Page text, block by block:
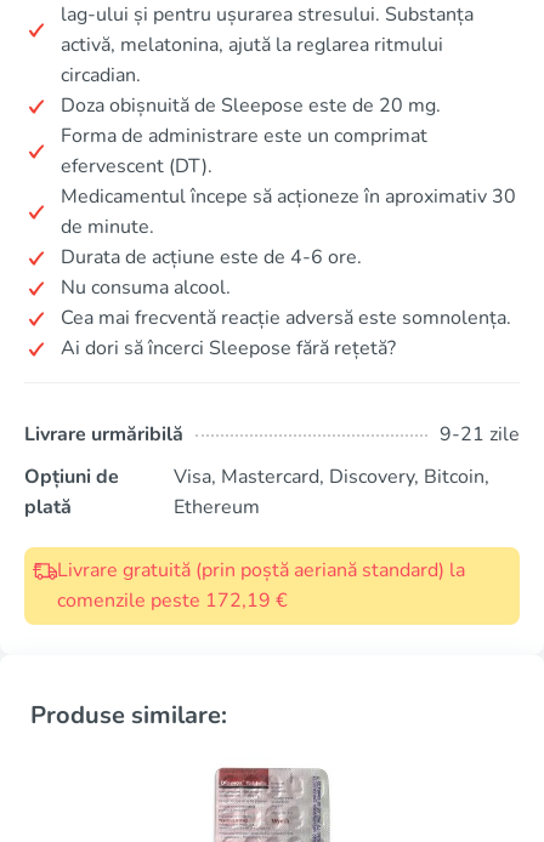
lag-ului și pentru ușurarea stresului. Substanța
activă, melatonina, ajută la reglarea ritmului
circadian.
Doza obișnuită de Sleepose este de 20 mg.
Forma de administrare este un comprimat
efervescent (DT).
Medicamentul începe să acționeze în aproximativ 30
de minute.
Durata de acțiune este de 4-6 ore.
Nu consuma alcool.
Cea mai frecventă reacție adversă este somnolența.
Ai dori să încerci Sleepose fără rețetă?
Livrare urmăribilă
9-21 zile
Opțiuni de
plată
Visa, Mastercard, Discovery, Bitcoin,
Ethereum
Livrare gratuită (prin poștă aeriană standard) la
comenzile peste 172,19 €
Produse similare: